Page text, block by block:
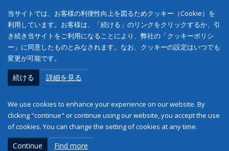
当サイトでは、お客様の利便性向上を図るためクッキー（Cookie）を
利用しています。お客様は、「続ける」のリンクをクリックするか、引
き続き当サイトをご利用になることにより、弊社の「クッキーポリシ
ー」に同意したものとみなされます。なお、クッキーの設定はいつでも
変更が可能です。
続ける 詳細を見る
We use cookies to enhance your experience on our website. By
clicking "continue" or continue using our website, you accept the use
of cookies. You can change the setting of cookies at any time.
Continue Find more